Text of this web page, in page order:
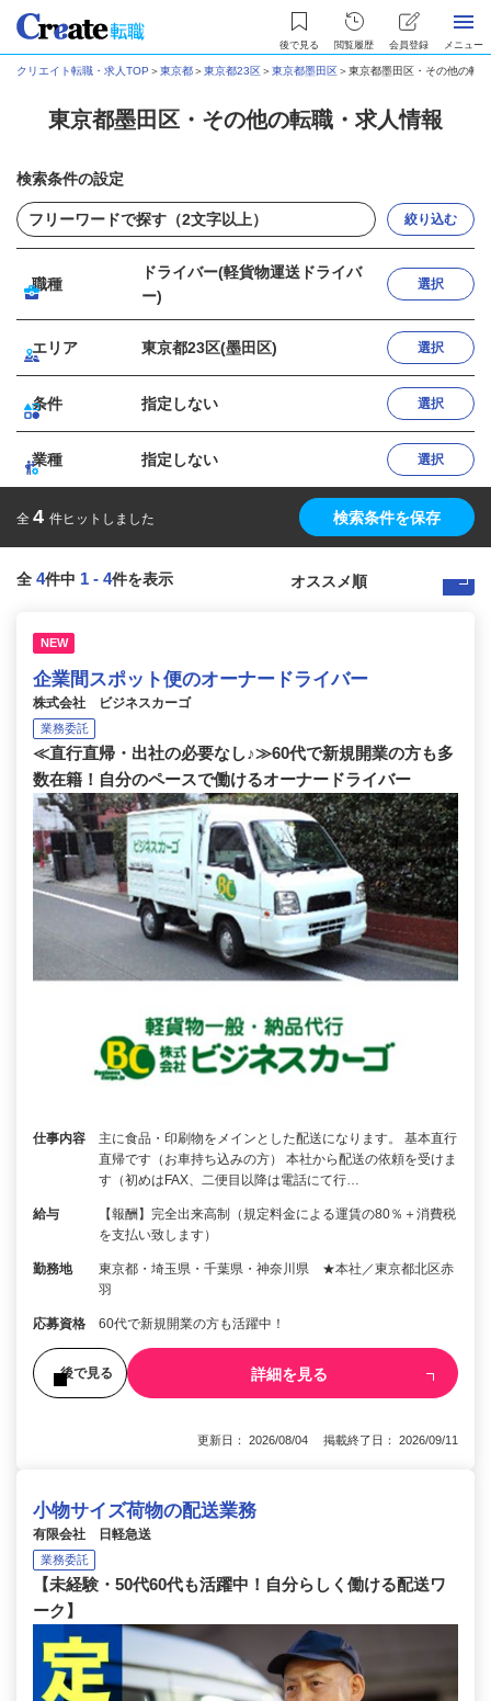
後で見る 閲覧履歴 会員登録 メニュー
クリエイト転職・求人TOP ＞東京都＞東京都23区＞東京都墨田区＞東京都墨田区・その他の転
東京都墨田区・その他の転職・求人情報
検索条件の設定
絞り込む
職種
ドライバー(軽貨物運送ドライバ
ー)
選択
エリア 東京都23区(墨田区) 選択
条件 指定しない 選択
業種 指定しない 選択
全 4 件ヒットしました 検索条件を保存
全 4件中 1 - 4件を表示
NEW
企業間スポット便のオーナードライバー
株式会社 ビジネスカーゴ
業務委託
≪直行直帰・出社の必要なし♪≫60代で新規開業の方も多
数在籍！自分のペースで働けるオーナードライバー
仕事内容
主に食品・印刷物をメインとした配送になります。 基本直行
直帰です（お車持ち込みの方） 本社から配送の依頼を受けま
す（初めはFAX、二便目以降は電話にて行…
給与
【報酬】完全出来高制（規定料金による運賃の80％＋消費税
を支払い致します）
勤務地
東京都・埼玉県・千葉県・神奈川県 ★本社／東京都北区赤
羽
応募資格 60代で新規開業の方も活躍中！
後で見る 詳細を見る
更新日： 2026/08/04 掲載終了日： 2026/09/11
小物サイズ荷物の配送業務
有限会社 日軽急送
業務委託
【未経験・50代60代も活躍中！自分らしく働ける配送ワ
ーク】